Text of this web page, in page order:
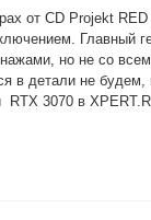
от CD Projekt
Главный
но не со
в детали не
3070 в